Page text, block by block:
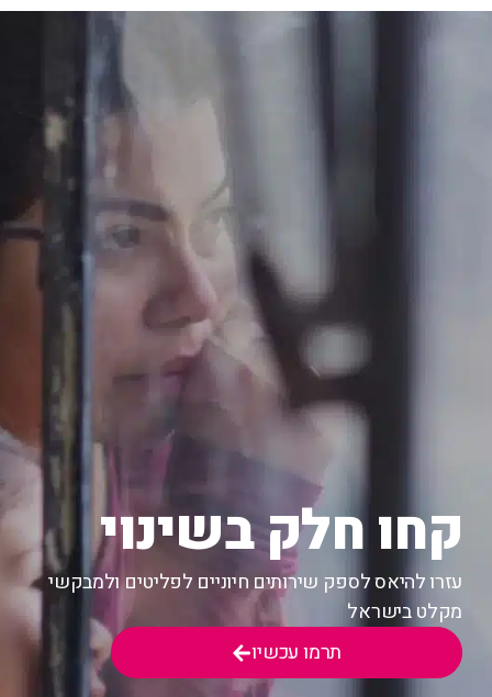
קחו חלק בשינוי
עזרו להיאס לספק שירותים חיוניים לפליטים ולמבקשי
מקלט בישראל
תרמו עכשיו